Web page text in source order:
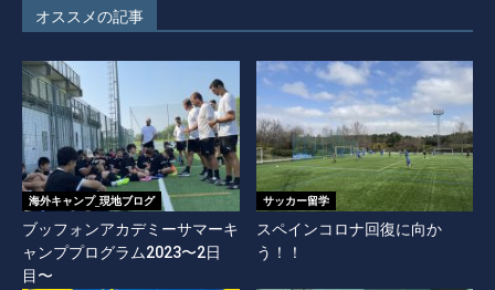
オススメの記事
海外キャンプ_現地ブログ
ブッフォンアカデミーサマーキ
ャンププログラム2023〜2日
目〜
サッカー留学
スペインコロナ回復に向か
う！！